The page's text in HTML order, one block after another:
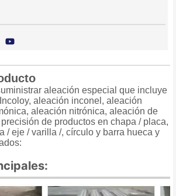
aleación especial que incluye
aleación inconel, aleación
aleación nitrónica, aleación de
de productos en chapa / placa,
/ eje / varilla /, círculo y barra hueca y